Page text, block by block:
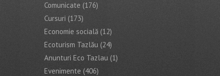
Comunicate (176)
Cursuri (173)
Economie socială (12)
Ecoturism Tazlău (24)
Anunturi Eco Tazlau (1)
Evenimente (406)